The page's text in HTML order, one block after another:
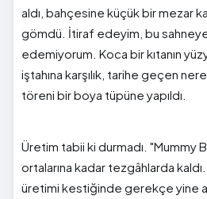
aldı, bahçesine küçük bir mezar
gömdü. İtiraf edeyim, bu
edemiyorum. Koca bir kıtanın
iştahına karşılık, tarihe geçen
töreni bir boya tüpüne yapıldı.
Üretim tabii ki durmadı. "Mummy
ortalarına kadar tezgâhlarda
üretimi kestiğinde gerekçe yine